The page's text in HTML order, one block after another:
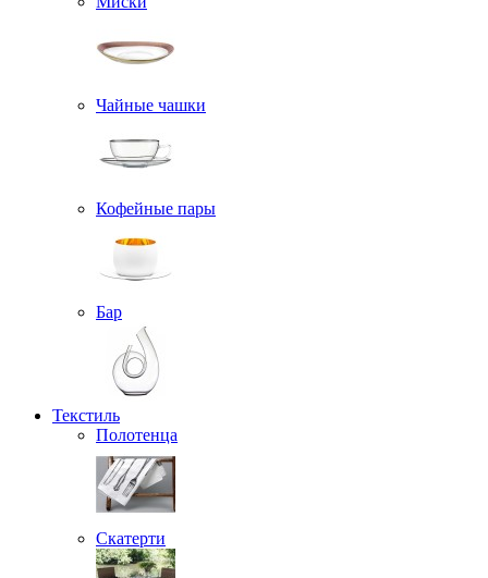
Чайные чашки
Кофейные пары
Бар
Текстиль
Полотенца
Скатерти